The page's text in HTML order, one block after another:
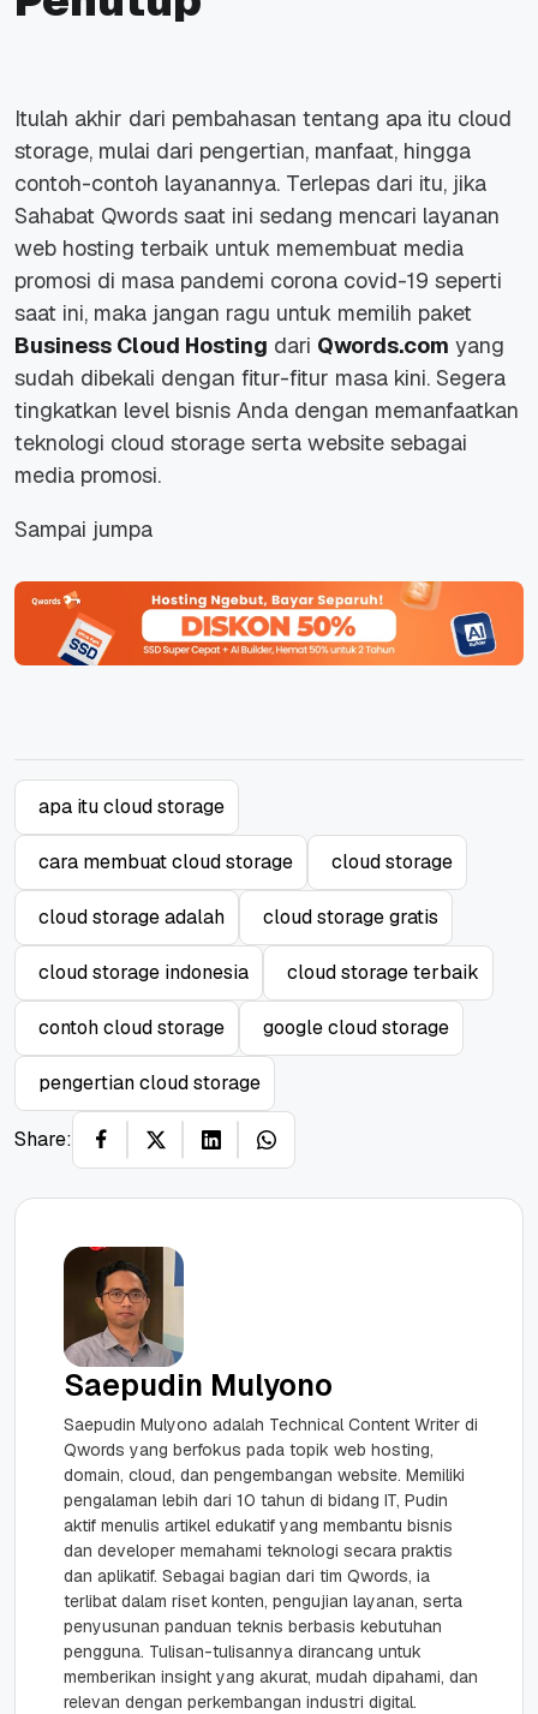
Itulah akhir dari pembahasan tentang apa itu cloud
storage, mulai dari pengertian, manfaat, hingga
contoh-contoh layanannya. Terlepas dari itu, jika
Sahabat Qwords saat ini sedang mencari layanan
web hosting terbaik untuk memembuat media
promosi di masa pandemi corona covid-19 seperti
saat ini, maka jangan ragu untuk memilih paket
Business Cloud Hosting dari Qwords.com yang
sudah dibekali dengan fitur-fitur masa kini. Segera
tingkatkan level bisnis Anda dengan memanfaatkan
teknologi cloud storage serta website sebagai
media promosi.
Sampai jumpa
apa itu cloud storage
cara membuat cloud storage cloud storage
cloud storage adalah cloud storage gratis
cloud storage indonesia cloud storage terbaik
contoh cloud storage google cloud storage
pengertian cloud storage
Share:
Saepudin Mulyono
Saepudin Mulyono adalah Technical Content Writer di
Qwords yang berfokus pada topik web hosting,
domain, cloud, dan pengembangan website. Memiliki
pengalaman lebih dari 10 tahun di bidang IT, Pudin
aktif menulis artikel edukatif yang membantu bisnis
dan developer memahami teknologi secara praktis
dan aplikatif. Sebagai bagian dari tim Qwords, ia
terlibat dalam riset konten, pengujian layanan, serta
penyusunan panduan teknis berbasis kebutuhan
pengguna. Tulisan-tulisannya dirancang untuk
memberikan insight yang akurat, mudah dipahami, dan
relevan dengan perkembangan industri digital.